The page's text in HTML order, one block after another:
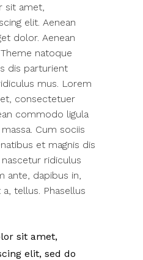
sit amet,
elit. Aenean
dolor. Aenean
natoque
dis parturient
mus. Lorem
consectetuer
commodo ligula
Cum sociis
et magnis dis
ridiculus
ante, dapibus in,
tellus. Phasellus
sit amet,
elit, sed do